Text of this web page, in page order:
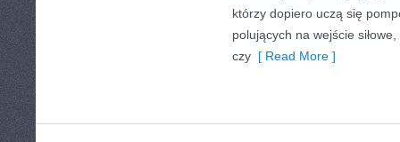
którzy dopiero uczą się
polujących na wejście
czy [ Read More ]